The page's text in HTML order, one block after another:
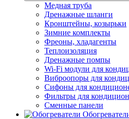
Медная труба
Дренажные шланги
Кронштейны, козырьки
Зимние комплекты
Фреоны, хладагенты
Теплоизоляция
Дренажные помпы
Wi-Fi модули для
Виброопоры для
Сифоны для
Фильтры для
Сменные панели